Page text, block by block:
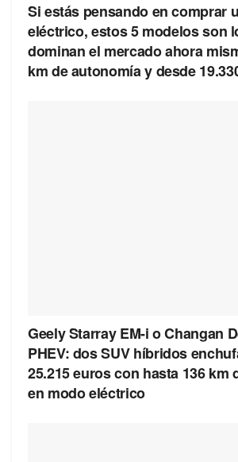
Si estás pensando en comprar
eléctrico, estos 5 modelos son
dominan el mercado ahora
km de autonomía y desde
Geely Starray EM-i o Changan
PHEV: dos SUV híbridos
25.215 euros con hasta 136 km
en modo eléctrico